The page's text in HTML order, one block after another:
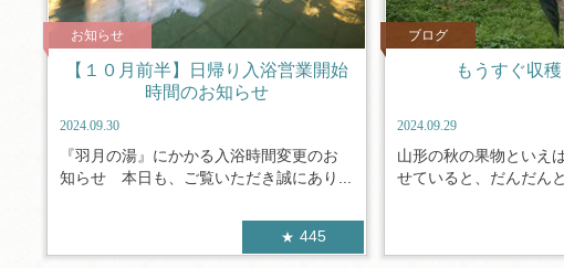
お知らせ
【１０月前半】日帰り入浴営業開始
時間のお知らせ
2024.09.30
『羽月の湯』にかかる入浴時間変更のお
知らせ 本日も、ご覧いただき誠にあり...
445
ブログ
もうすぐ収
2024.09.29
山形の秋の果物といえ
せていると、だんだん